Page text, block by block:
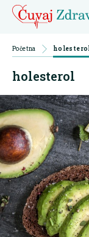
Početna
holesterol